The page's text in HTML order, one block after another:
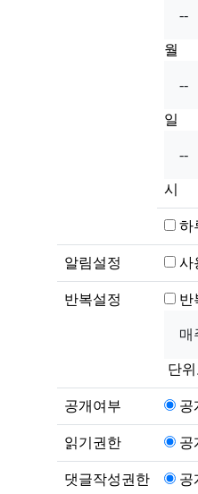
월
일
시
하
알림설정 사
반복설정
단
공개여부
읽기권한
댓글작성권한